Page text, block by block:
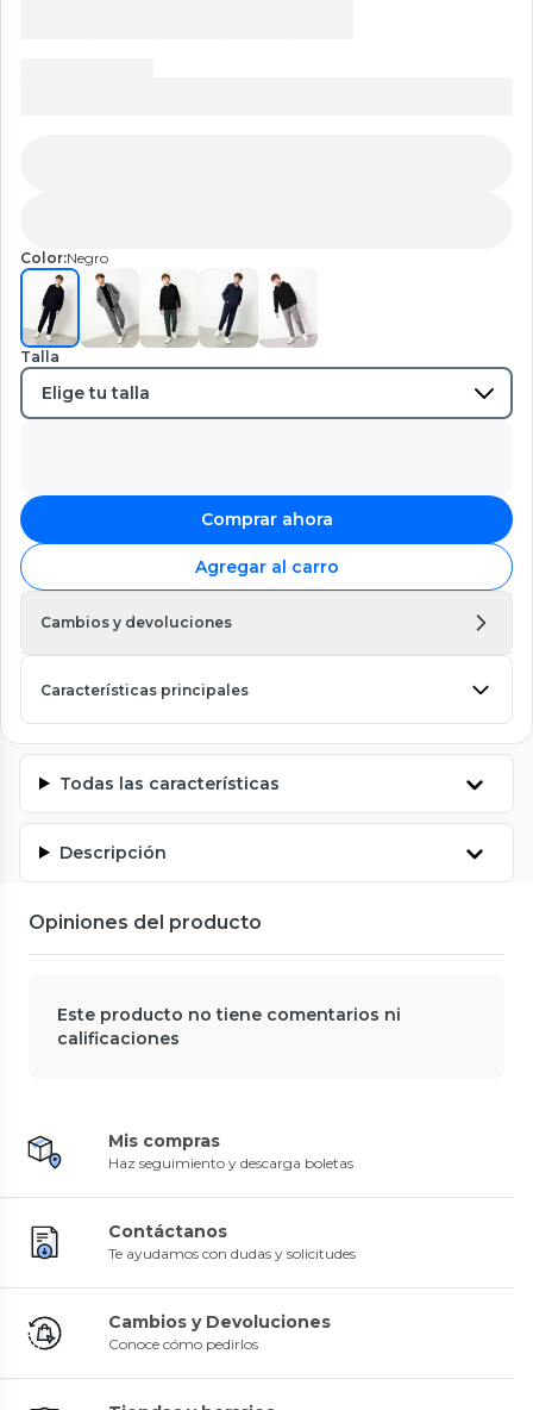
Color:Negro
Talla
Comprar ahora
Agregar al carro
Cambios y devoluciones
Características principales
Todas las características
Descripción
Opiniones del producto
Este producto no tiene comentarios ni
calificaciones
Mis compras
Haz seguimiento y descarga boletas
Contáctanos
Te ayudamos con dudas y solicitudes
Cambios y Devoluciones
Conoce cómo pedirlos